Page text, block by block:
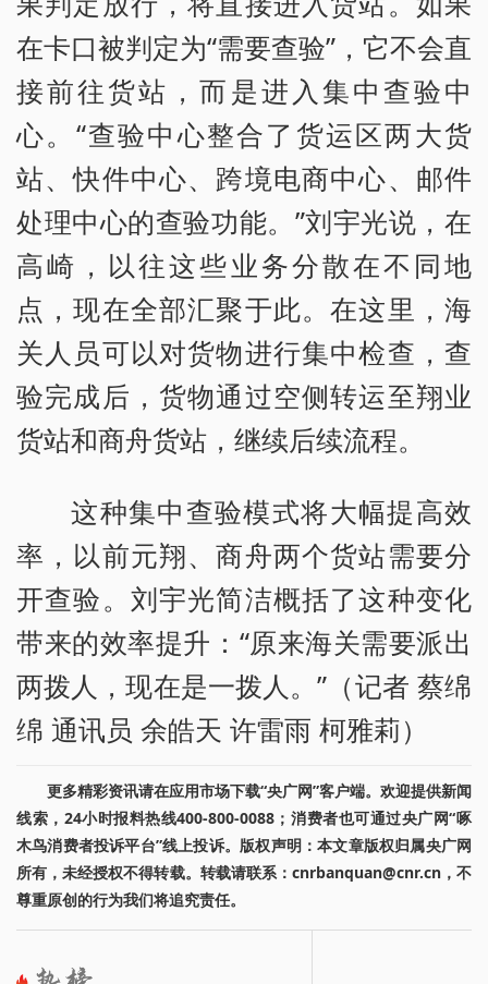
在卡口被判定为“需要查验”，它不会直
接前往货站，而是进入集中查验中
心。“查验中心整合了货运区两大货
站、快件中心、跨境电商中心、邮件
处理中心的查验功能。”刘宇光说，在
高崎，以往这些业务分散在不同地
点，现在全部汇聚于此。在这里，海
关人员可以对货物进行集中检查，查
验完成后，货物通过空侧转运至翔业
货站和商舟货站，继续后续流程。
这种集中查验模式将大幅提高效
率，以前元翔、商舟两个货站需要分
开查验。刘宇光简洁概括了这种变化
带来的效率提升：“原来海关需要派出
两拨人，现在是一拨人。”（记者 蔡绵
绵 通讯员 余皓天 许雷雨 柯雅莉）
更多精彩资讯请在应用市场下载“央广网”客户端。欢迎提供新闻
线索，24小时报料热线400-800-0088；消费者也可通过央广网“啄
木鸟消费者投诉平台”线上投诉。版权声明：本文章版权归属央广网
所有，未经授权不得转载。转载请联系：cnrbanquan@cnr.cn，不
尊重原创的行为我们将追究责任。